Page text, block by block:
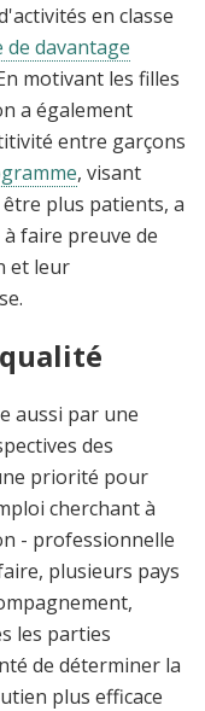
en classe
davantage
motivant les filles
a également
entre garçons
, visant
plus patients, a
faire preuve de
et leur
aussi par une
des
priorité pour
cherchant à
- professionnelle
plusieurs pays
les parties
de déterminer la
plus efficace